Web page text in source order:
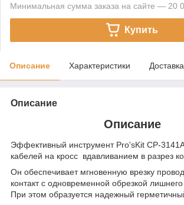
Минимальная сумма заказа на сайте — 20
Купить
Описание Характеристики Доставка
Описание
Описание
Эффективный инструмент Pro'sKit CP-
кабелей на кросс вдавливанием в разрез
Он обеспечивает мгновенную врезку
контакт с одновременной обрезкой
При этом образуется надежный